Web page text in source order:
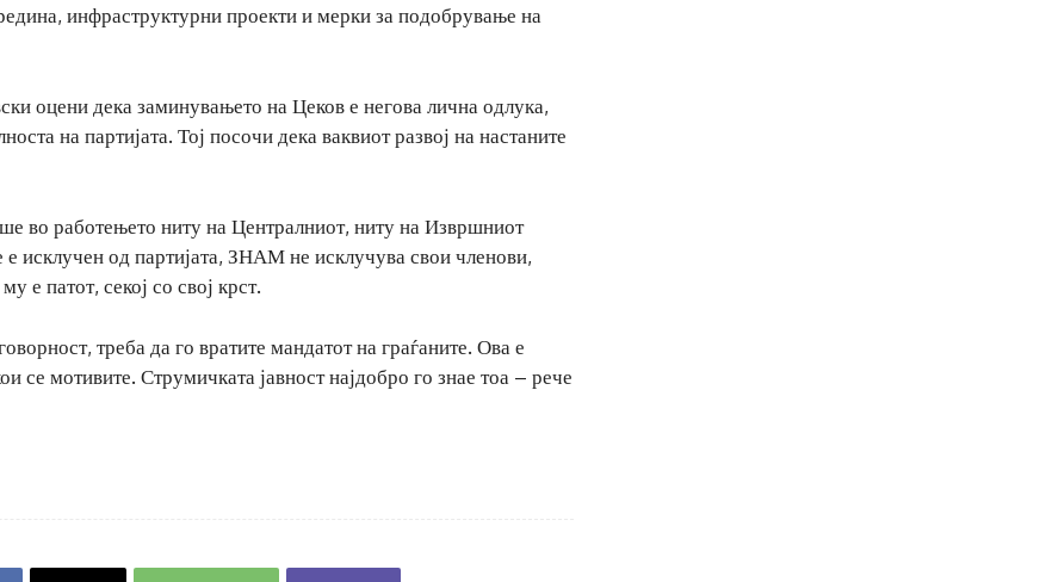
инфраструктурни проекти и мерки за подобрување на
оцени дека заминувањето на Цеков е негова лична одлука,
на партијата. Тој посочи дека ваквиот развој на настаните
во работењето ниту на Централниот, ниту на Извршниот
исклучен од партијата, ЗНАМ не исклучува свои членови,
е патот, секој со свој крст.
треба да го вратите мандатот на граѓаните. Ова е
се мотивите. Струмичката јавност најдобро го знае тоа – рече